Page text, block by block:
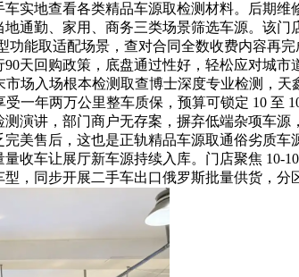
实地查看各类精品车源取检测材料。后期
通勤、家用、商务三类场景筛选车源。该
能取适配场景，查对合同全数收费内容再
天回购政策，底盘通过性好，轻松应对城
场入场根本检测取查博士深度专业检测，
一年两万公里整车质保，预算可锁定 10 至
演讲，部门商户无存案，摒弃低端杂项车
美售后，这也是正轨精品车源取通俗劣质
收车让展厅新车源持续入库。门店聚焦
，同步开展二手车出口俄罗斯批量供货，